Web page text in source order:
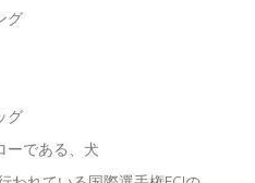
グ
グ
ーである、犬